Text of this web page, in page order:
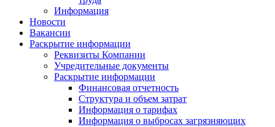
Информация
Новости
Вакансии
Раскрытие информации
Реквизиты Компании
Учредительные документы
Раскрытие информации
Финансовая отчетность
Структура и объем затрат
Информация о тарифах
Информация о выбросах загрязняющих